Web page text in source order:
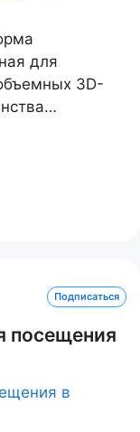
для
3D-
Подписаться
посещения